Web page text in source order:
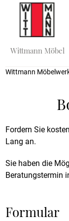
Wittmann Möbel
Wittmann
Fordern Sie
Lang an.
Sie haben die
Beratungstermin
Formular